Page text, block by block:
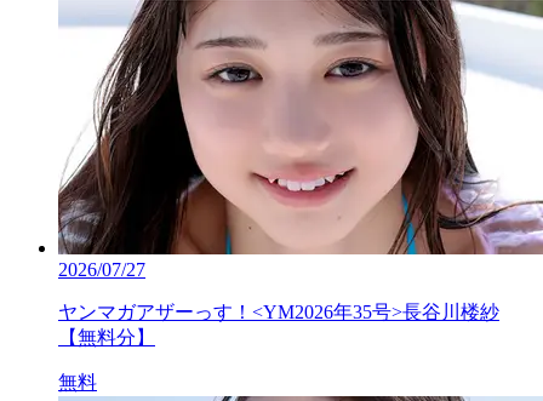
2026/07/27
ヤンマガアザーっす！<YM2026年35号>長谷川楼紗
【無料分】
無料